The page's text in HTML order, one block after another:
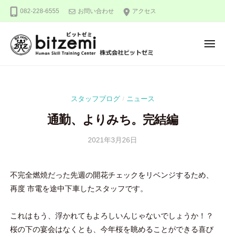
082-228-6555 お問い合わせ アクセス
ミ
メ
スタッフブログ / ニュース
通勤、よりみち。完結編
2021年3月26日
田
智
の
コ
ン
不完全燃焼だった先週の開花チェックをリベンジするため、
再度 市電を途中下車したスタッフです。
これはもう、浮かれてもよろしいんじゃないでしょうか！？
桜の下の宴会はなくとも、今年桜を眺めることができる喜び
会
社
ビ